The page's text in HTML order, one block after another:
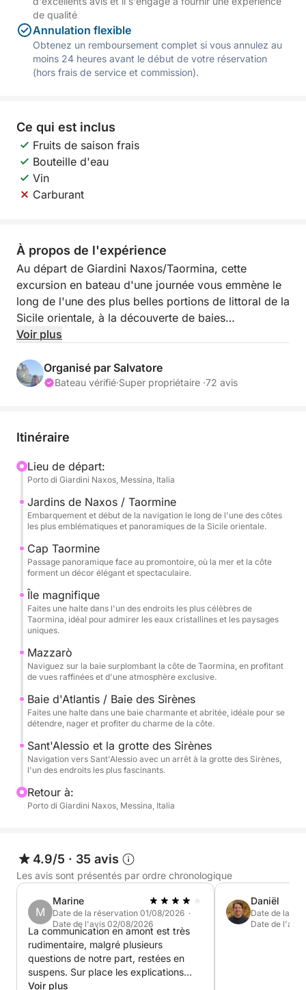
de qualité
Annulation flexible
Obtenez un remboursement complet si vous annulez au
moins 24 heures avant le début de votre réservation
(hors frais de service et commission).
Ce qui est inclus
Fruits de saison frais
Bouteille d'eau
Vin
Carburant
À propos de l'expérience
Au départ de Giardini Naxos/Taormina, cette
excursion en bateau d'une journée vous emmène le
long de l'une des plus belles portions de littoral de la
Sicile orientale, à la découverte de baies
emblématiques, de panoramas élégants et de sites
qui souhaitent passer une journée entière à profiter
de la mer, à se détendre et à admirer des paysages
La navigation commence vers Capo Taormina et
où la mer cristalline rencontre un paysage
spectaculaire et intemporel. Ici, la côte offre des
couleurs intenses, des criques pittoresques et des
vues parfaites pour une baignade ou pour se
prélasser en toute tranquillité.
L'excursion se poursuit vers Mazzarò et la splendide
baie d'Atlantis, également connue sous le nom de
baie des Sirènes, un havre de paix exclusif et raffiné
où la nature se mêle à l'élégance de la baie. La
clarté de ses eaux et son cadre isolé rendent cette
escale particulièrement magique en journée.
Enfin, nous atteignons Sant'Alessio, en passant par
la pittoresque Grotta delle Sirene, un lieu empreint
de charme et d'atmosphère. L'excursion comprend
des arrêts pour la baignade, la détente et la plongée
avec tuba avant le retour après une journée
complète consacrée à la découverte de la plus belle
mer de la côte de Taormina.
Voir plus
Organisé par Salvatore
Bateau vérifié·Super propriétaire ·72 avis
Itinéraire
Lieu de départ:
Porto di Giardini Naxos, Messina, Italia
Jardins de Naxos / Taormine
Embarquement et début de la navigation le long de l'une des côtes
les plus emblématiques et panoramiques de la Sicile orientale.
Cap Taormine
Passage panoramique face au promontoire, où la mer et la côte
forment un décor élégant et spectaculaire.
Île magnifique
Faites une halte dans l'un des endroits les plus célèbres de
Taormina, idéal pour admirer les eaux cristallines et les paysages
uniques.
Mazzarò
Naviguez sur la baie surplombant la côte de Taormina, en profitant
de vues raffinées et d'une atmosphère exclusive.
Baie d'Atlantis / Baie des Sirènes
Faites une halte dans une baie charmante et abritée, idéale pour se
détendre, nager et profiter du charme de la côte.
Sant'Alessio et la grotte des Sirènes
Navigation vers Sant'Alessio avec un arrêt à la grotte des Sirènes,
l'un des endroits les plus fascinants.
Retour à:
Porto di Giardini Naxos, Messina, Italia
4.9/5 · 35 avis
Les avis sont présentés par ordre chronologique
M
Marine
Date de la réservation 01/08/2026 ·
Date de l'avis 02/08/2026
La communication en amont est très
rudimentaire, malgré plusieurs
questions de notre part, restées en
suspens. Sur place les explications
sont réalisées très rapidement sans
Voir plus
Daniël
Date de la
Date de